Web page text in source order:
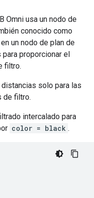
Omni usa un nodo de
conocido como
un nodo de plan de
proporcionar el
filtro.
solo para las
de filtro.
intercalado para
color = black .